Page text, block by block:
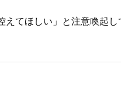
てほしい」と注意喚起し